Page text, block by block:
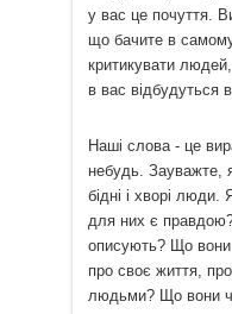
у вас це почуття.
що бачите в
критикувати людей,
в вас відбудуться
Наші слова - це
небудь. Зауважте,
бідні і хворі
для них є
описують? Що вони
про своє життя,
людьми? Що вони